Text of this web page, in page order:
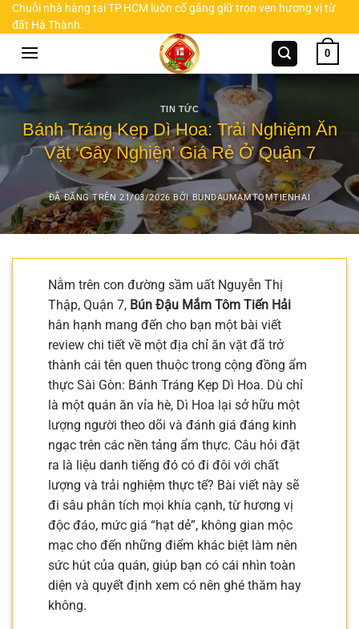
Chuyển
đến
Chuỗi nhà hàng tại TP.HCM luôn cố gắng giữ trọn vẹn hương vị từ
đất Hà Thành.
0
TIN TỨC
Bánh Tráng Kẹp Dì Hoa: Trải Nghiệm Ăn
Vặt ‘Gây Nghiện’ Giá Rẻ Ở Quận 7
ĐÃ ĐĂNG TRÊN21/03/2026 BỞIBUNDAUMAMTOMTIENHAI
Nằm trên con đường sầm uất Nguyễn Thị
Thập, Quận 7, Bún Đậu Mắm Tôm Tiến Hải
hân hạnh mang đến cho bạn một bài viết
review chi tiết về một địa chỉ ăn vặt đã trở
thành cái tên quen thuộc trong cộng đồng ẩm
thực Sài Gòn: Bánh Tráng Kẹp Dì Hoa. Dù chỉ
là một quán ăn vỉa hè, Dì Hoa lại sở hữu một
lượng người theo dõi và đánh giá đáng kinh
ngạc trên các nền tảng ẩm thực. Câu hỏi đặt
ra là liệu danh tiếng đó có đi đôi với chất
lượng và trải nghiệm thực tế? Bài viết này sẽ
đi sâu phân tích mọi khía cạnh, từ hương vị
độc đáo, mức giá “hạt dẻ”, không gian mộc
mạc cho đến những điểm khác biệt làm nên
sức hút của quán, giúp bạn có cái nhìn toàn
diện và quyết định xem có nên ghé thăm hay
không.